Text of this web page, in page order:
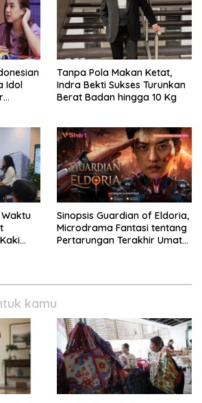
Idol
Tanpa Pola Makan Ketat,
Indra Bekti Sukses Turunkan
Berat Badan hingga 10 Kg
Waktu
Sinopsis Guardian of Eldoria,
Microdrama Fantasi tentang
Pertarungan Terakhir Umat
kamu